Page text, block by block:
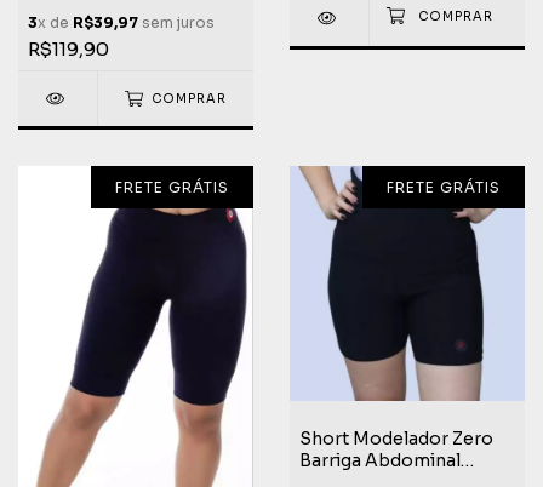
3x de R$39,97 sem juros
R$119,90
COMPRAR
FRETE GRÁTIS FRETE GRÁTIS
Short Modelador Zero
Barriga Abdominal